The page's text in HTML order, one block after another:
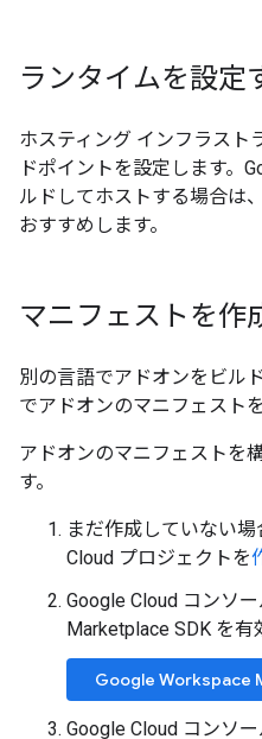
ランタイムを設定
ホスティング インフラスト
ドポイントを設定します。
ルドしてホストする場合は、
おすすめします。
マニフェストを作
別の言語でアドオンをビル
でアドオンのマニフェスト
アドオンのマニフェストを
す。
まだ作成していない
Cloud プロジェクトを
Google Cloud コンソ
Marketplace SDK を有
Google Workspace
Google Cloud コンソ